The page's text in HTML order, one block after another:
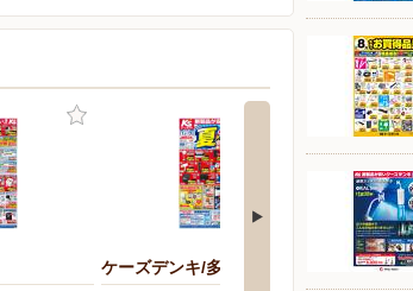
ケーズデンキ/多摩ニュータウン店